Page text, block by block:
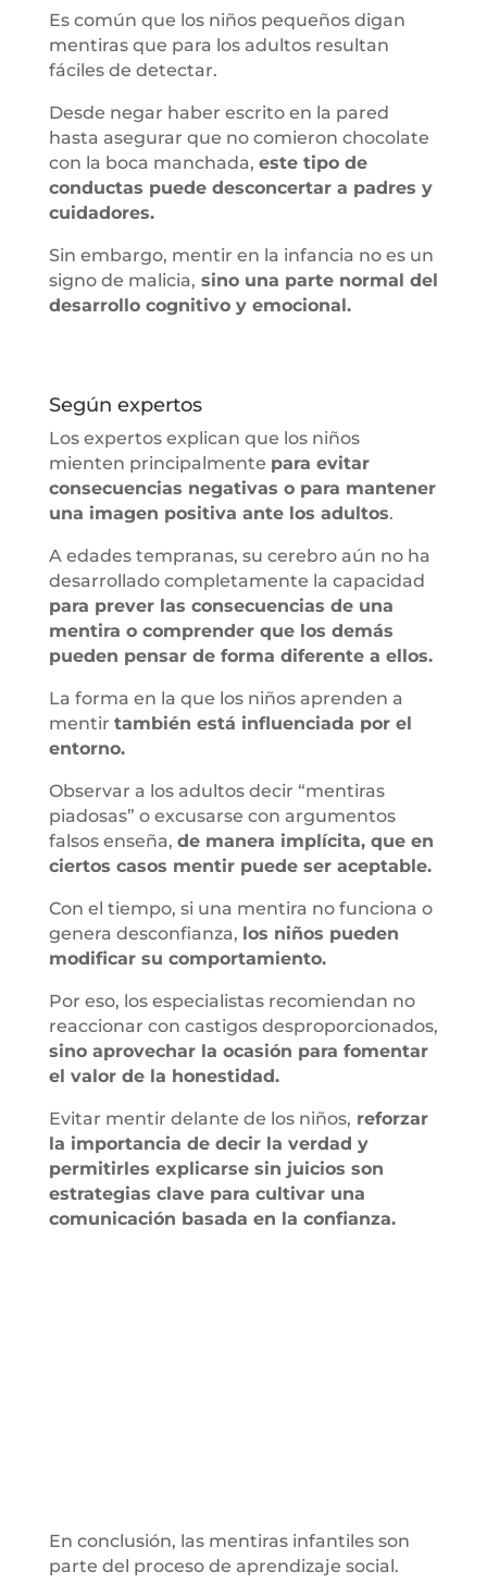
Es común que los niños pequeños digan
mentiras que para los adultos resultan
fáciles de detectar.
Desde negar haber escrito en la pared
hasta asegurar que no comieron chocolate
con la boca manchada, este tipo de
conductas puede desconcertar a padres y
cuidadores.
Sin embargo, mentir en la infancia no es un
signo de malicia, sino una parte normal del
desarrollo cognitivo y emocional.
Según expertos
Los expertos explican que los niños
mienten principalmente para evitar
consecuencias negativas o para mantener
una imagen positiva ante los adultos.
A edades tempranas, su cerebro aún no ha
desarrollado completamente la capacidad
para prever las consecuencias de una
mentira o comprender que los demás
pueden pensar de forma diferente a ellos.
La forma en la que los niños aprenden a
mentir también está influenciada por el
entorno.
Observar a los adultos decir “mentiras
piadosas” o excusarse con argumentos
falsos enseña, de manera implícita, que en
ciertos casos mentir puede ser aceptable.
Con el tiempo, si una mentira no funciona o
genera desconfianza, los niños pueden
modificar su comportamiento.
Por eso, los especialistas recomiendan no
reaccionar con castigos desproporcionados,
sino aprovechar la ocasión para fomentar
el valor de la honestidad.
Evitar mentir delante de los niños, reforzar
la importancia de decir la verdad y
permitirles explicarse sin juicios son
estrategias clave para cultivar una
comunicación basada en la confianza.
En conclusión, las mentiras infantiles son
parte del proceso de aprendizaje social.